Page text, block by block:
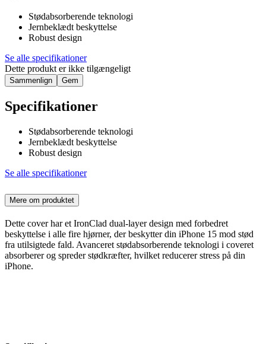
Stødabsorberende teknologi
Jernbeklædt beskyttelse
Robust design
Se alle specifikationer
Dette produkt er ikke tilgængeligt
Sammenlign Gem
Specifikationer
Stødabsorberende teknologi
Jernbeklædt beskyttelse
Robust design
Se alle specifikationer
Mere om produktet
Dette cover har et IronClad dual-layer design med forbedret
beskyttelse i alle fire hjørner, der beskytter din iPhone 15 mod stød
fra utilsigtede fald. Avanceret stødabsorberende teknologi i coveret
absorberer og spreder stødkræfter, hvilket reducerer stress på din
iPhone.